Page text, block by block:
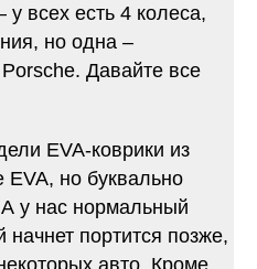
всех есть 4 колеса,
но одна –
Давайте все
EVA-коврики из
но буквально
у нас нормальный
начнет портится позже,
авто. Кроме